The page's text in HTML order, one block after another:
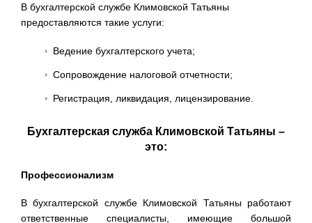
В бухгалтерской службе Климовской Татьяны
предоставляются такие услуги:
Ведение бухгалтерского учета;
Сопровождение налоговой отчетности;
Регистрация, ликвидация, лицензирование.
Бухгалтерская служба Климовской Татьяны –
это:
Профессионализм
В бухгалтерской службе Климовской Татьяны работают
ответственные специалисты, имеющие большой